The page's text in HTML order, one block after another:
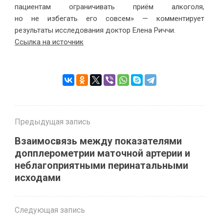
пациентам ограничивать приём алкоголя,
но не избегать его совсем» — комментирует
результаты исследования доктор Елена Риччи.
Ссылка на источник
Предыдущая запись
Взаимосвязь между показателями
допплерометрии маточной артерии и
неблагоприятными перинатальными
исходами
Следующая запись